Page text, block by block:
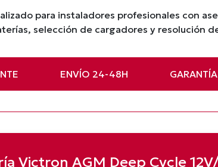
para instaladores profesionales con
selección de cargadores y resolución
ENVÍO 24-48H
Victron AGM Deep Cycle